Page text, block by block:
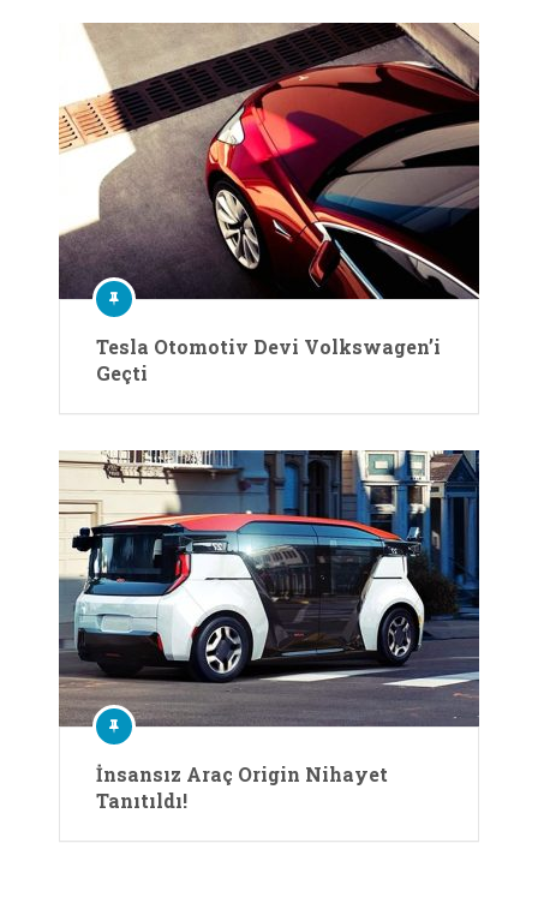
Tesla Otomotiv Devi Volkswagen’i
Geçti
İnsansız Araç Origin Nihayet
Tanıtıldı!